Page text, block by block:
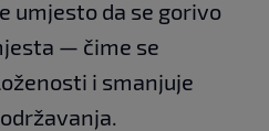
umjesto da se gorivo
— čime se
i smanjuje